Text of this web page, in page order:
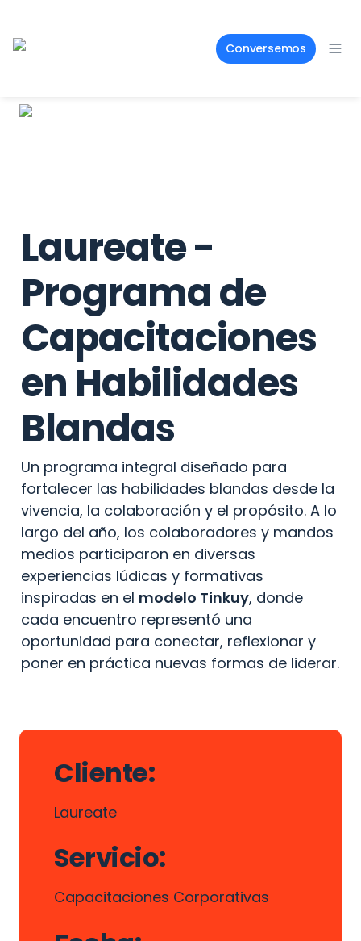
Conversemos
Laureate -
Programa de
Capacitaciones
en Habilidades
Blandas
Un programa integral diseñado para
fortalecer las habilidades blandas desde la
vivencia, la colaboración y el propósito. A lo
largo del año, los colaboradores y mandos
medios participaron en diversas
experiencias lúdicas y formativas
inspiradas en el modelo Tinkuy, donde
cada encuentro representó una
oportunidad para conectar, reflexionar y
poner en práctica nuevas formas de liderar.
Cliente:
Laureate
Servicio:
Capacitaciones Corporativas